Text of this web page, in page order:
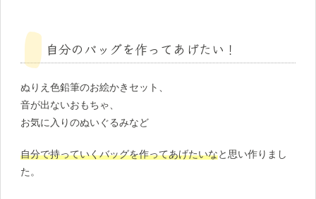
自分のバッグを作ってあげたい！
ぬりえ色鉛筆のお絵かきセット、
音が出ないおもちゃ、
お気に入りのぬいぐるみなど
自分で持っていくバッグを作ってあげたいなと思い作りまし
た。